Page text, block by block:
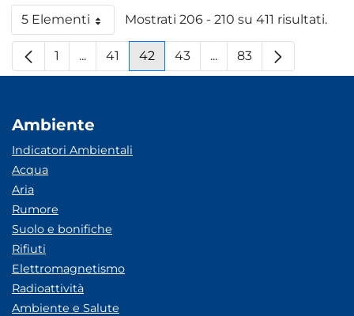
5 ElementiPer paginaMostrati 206 - 210 su 411 risultati.
Pagina
1 ...Pagine intermedie
Pagina
41 Pagina
42 Pagina
43 ...Pagine intermedie
Pagina
83
Ambiente
Indicatori Ambientali
Acqua
Aria
Rumore
Suolo e bonifiche
Rifiuti
Elettromagnetismo
Radioattività
Ambiente e Salute